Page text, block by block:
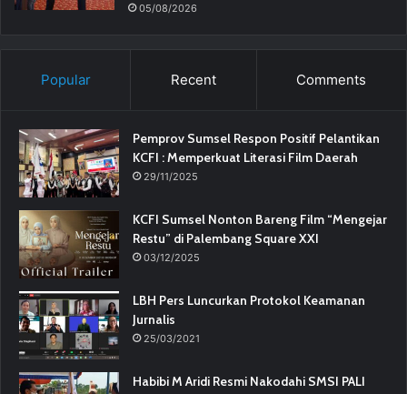
05/08/2026
Popular Recent Comments
Pemprov Sumsel Respon Positif Pelantikan
KCFI : Memperkuat Literasi Film Daerah
29/11/2025
KCFI Sumsel Nonton Bareng Film “Mengejar
Restu” di Palembang Square XXI
03/12/2025
LBH Pers Luncurkan Protokol Keamanan
Jurnalis
25/03/2021
Habibi M Aridi Resmi Nakodahi SMSI PALI